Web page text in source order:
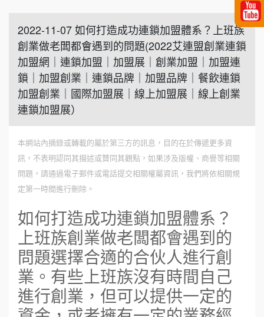
2022-11-07 如何打造成功連鎖加盟體系？上班族
創業做老闆都會遇到的問題(2022艾連盟創業連鎖
加盟網｜連鎖加盟｜加盟展｜創業加盟｜加盟連
鎖｜加盟創業｜連鎖品牌｜加盟品牌｜餐飲連鎖
加盟創業｜國際加盟展｜線上加盟展｜線上創業
連鎖加盟展）
本網站內摘錄或轉載的屬於第三方的訊息，目的在於傳遞更多資
訊，不表明認同其描述或贊同其觀點，如果涉及版權、商譽等相關
問題，請通過電子郵件或電話提交相關權屬資訊，我們將依相關規
定第一時間進行刪除。
如何打造成功連鎖加盟體系？
上班族創業做老闆都會遇到的
問題選擇合適的合伙人進行創
業。有些上班族沒有時間自己
進行創業，但可以提供一定的